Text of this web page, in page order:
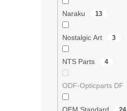
Naraku 13
Nostalgic Art 3
NTS Parts 4
ODF-Opticparts DF